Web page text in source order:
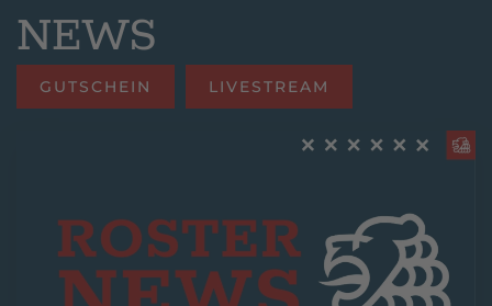
NEWS
GUTSCHEIN LIVESTREAM